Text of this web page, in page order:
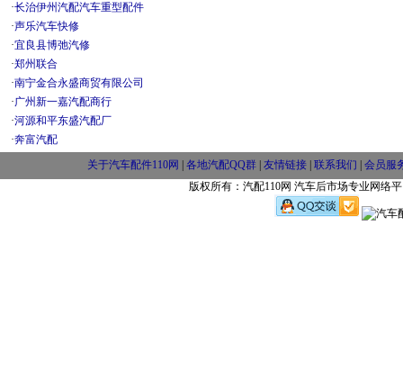
·长治伊州汽配汽车重型配件
·声乐汽车快修
·宜良县博弛汽修
·郑州联合
·南宁金合永盛商贸有限公司
·广州新一嘉汽配商行
·河源和平东盛汽配厂
·奔富汽配
关于汽车配件110网 各地汽配QQ群 友情链接 联系我们
会员服
版权所有：汽配110网 汽车后市场专业网络